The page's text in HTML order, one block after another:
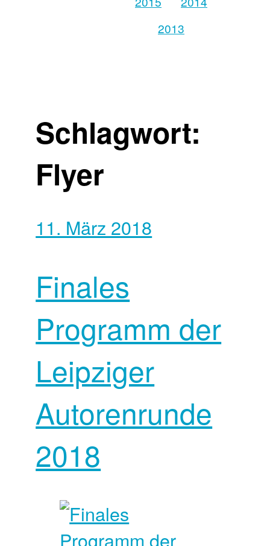
2013
Schlagwort:
Flyer
11. März 2018
Finales
Programm der
Leipziger
Autorenrunde
2018